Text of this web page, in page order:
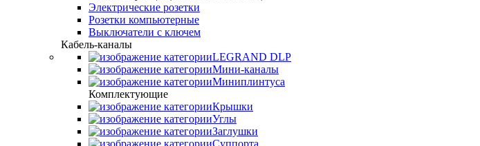
Электрические розетки
Розетки компьютерные
Выключатели с ключем
Кабель-каналы
LEGRAND DLP
Мини-каналы
Миниплинтуса
Комплектующие
Крышки
Углы
Заглушки
Суппорта